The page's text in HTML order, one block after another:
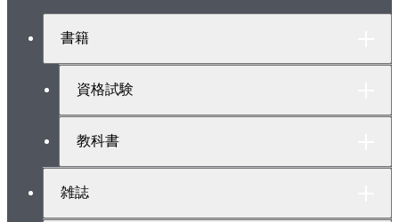
書籍
資格試験
教科書
雑誌